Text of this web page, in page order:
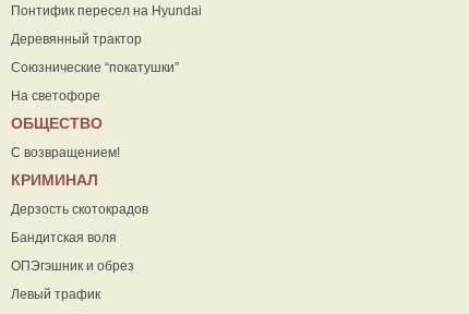
Понтифик пересел на Hyundai
Деревянный трактор
Союзнические “покатушки”
На светофоре
ОБЩЕСТВО
С возвращением!
КРИМИНАЛ
Дерзость скотокрадов
Бандитская воля
ОПЭгэшник и обрез
Левый трафик